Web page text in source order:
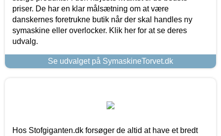
priser. De har en klar målsætning om at være
danskernes foretrukne butik når der skal handles ny
symaskine eller overlocker. Klik her for at se deres
udvalg.
Se udvalget på SymaskineTorvet.dk
Hos Stofgiganten.dk forsøger de altid at have et bredt